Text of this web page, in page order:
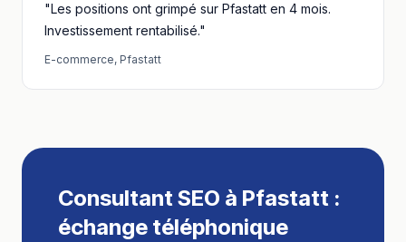
"Les positions ont grimpé sur Pfastatt en 4 mois.
Investissement rentabilisé."
E-commerce, Pfastatt
Consultant SEO à Pfastatt :
échange téléphonique